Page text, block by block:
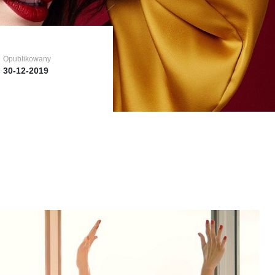
Opublikowany
30-12-2019
Opublikowany
30-12-2019
Opublikowany
30-12-2019